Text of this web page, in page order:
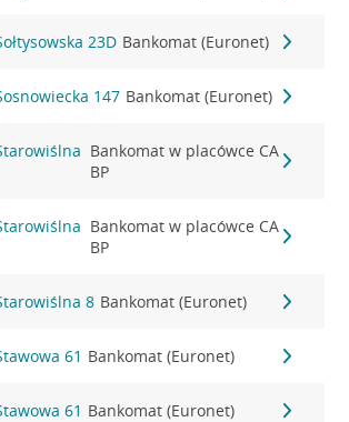
23D Bankomat (Euronet)
147 Bankomat (Euronet)
Bankomat w placówce CA
BP
Bankomat w placówce CA
BP
8 Bankomat (Euronet)
61 Bankomat (Euronet)
61 Bankomat (Euronet)